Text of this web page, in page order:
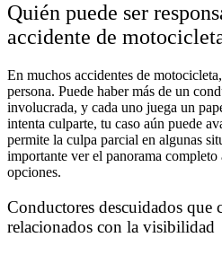
Quién puede ser
accidente de
En muchos accidentes de
persona. Puede haber más de un
involucrada, y cada uno juega un
intenta culparte, tu caso aún puede
permite la culpa parcial en algunas
importante ver el panorama completo
opciones.
Conductores descuidados que
relacionados con la visibilidad